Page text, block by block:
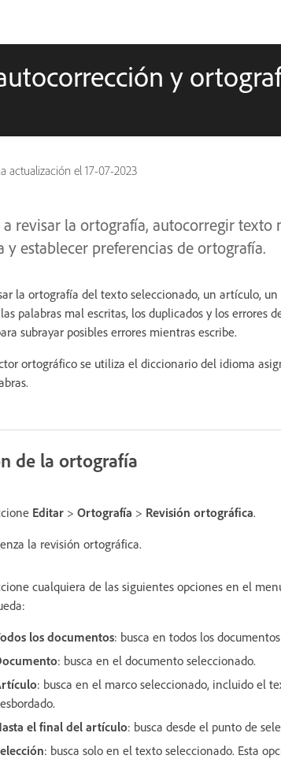
y
actualización el 17-07-2023
revisar la ortografía, autocorregir texto
y establecer preferencias de ortografía.
la ortografía del texto seleccionado, un artículo,
palabras mal escritas, los duplicados y los errores
subrayar posibles errores mientras escribe.
ortográfico se utiliza el diccionario del idioma
de la ortografía
Editar > Ortografía > Revisión ortográfica.
la revisión ortográfica.
cualquiera de las siguientes opciones en el
los documentos: busca en todos los
: busca en el documento seleccionado.
: busca en el marco seleccionado, incluido el
el final del artículo: busca desde el punto de
: busca solo en el texto seleccionado. Esta